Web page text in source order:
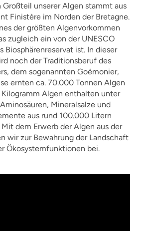
Großteil unserer Algen stammt aus
Finistère im Norden der Bretagne.
der größten Algenvorkommen
zugleich ein von der UNESCO
Biosphärenreservat ist. In dieser
noch der Traditionsberuf des
dem sogenannten Goémonier,
ernten ca. 70.000 Tonnen Algen
Kilogramm Algen enthalten unter
Mineralsalze und
aus rund 100.000 Litern
Mit dem Erwerb der Algen aus der
wir zur Bewahrung der Landschaft
Ökosystemfunktionen bei.